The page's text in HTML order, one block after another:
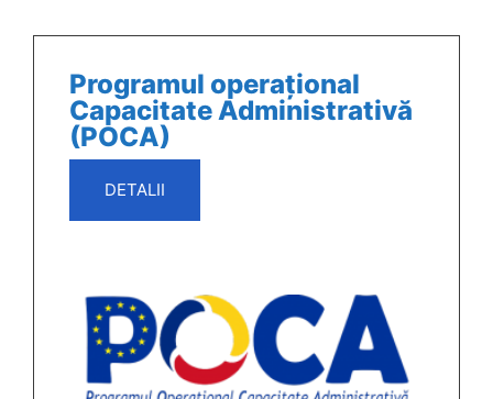
Programul operațional
Capacitate Administrativă
(POCA)
DETALII